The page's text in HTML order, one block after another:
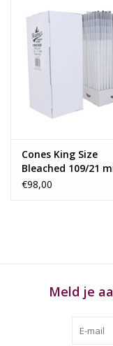
Cones King Size
Bleached 109/21
1000 St. Flamez
€98,00
Meld je